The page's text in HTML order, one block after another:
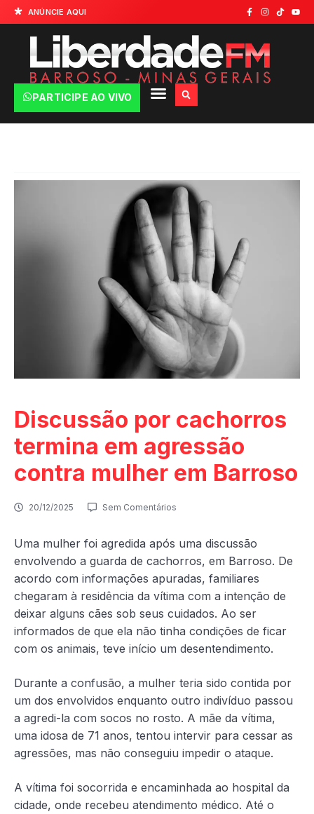
ANÚNCIE AQUI
PARTICIPE AO VIVO
Discussão por cachorros
termina em agressão
contra mulher em Barroso
20/12/2025 Sem Comentários
Uma mulher foi agredida após uma discussão
envolvendo a guarda de cachorros, em Barroso. De
acordo com informações apuradas, familiares
chegaram à residência da vítima com a intenção de
deixar alguns cães sob seus cuidados. Ao ser
informados de que ela não tinha condições de ficar
com os animais, teve início um desentendimento.
Durante a confusão, a mulher teria sido contida por
um dos envolvidos enquanto outro indivíduo passou
a agredi-la com socos no rosto. A mãe da vítima,
uma idosa de 71 anos, tentou intervir para cessar as
agressões, mas não conseguiu impedir o ataque.
A vítima foi socorrida e encaminhada ao hospital da
cidade, onde recebeu atendimento médico. Até o